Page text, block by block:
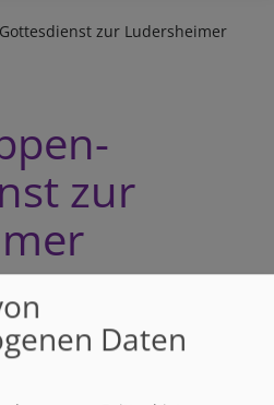
zur Ludersheimer
zur
am
Daten